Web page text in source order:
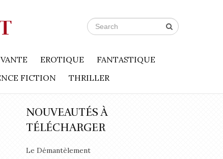
EROTIQUE
FANTASTIQUE
FICTION THRILLER
NOUVEAUTÉS À
TÉLÉCHARGER
Le Démantèlement